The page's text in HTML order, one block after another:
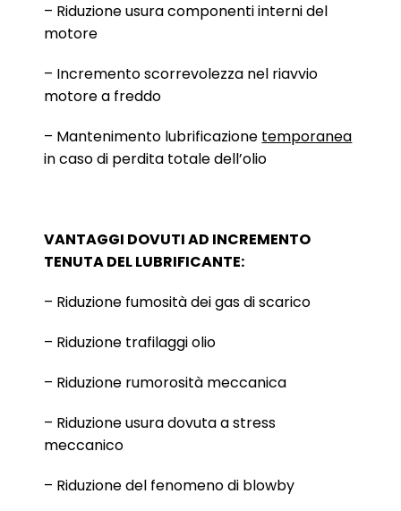
– Riduzione usura componenti interni del
motore
– Incremento scorrevolezza nel riavvio
motore a freddo
– Mantenimento lubrificazione temporanea
in caso di perdita totale dell’olio
VANTAGGI DOVUTI AD INCREMENTO
TENUTA DEL LUBRIFICANTE:
– Riduzione fumosità dei gas di scarico
– Riduzione trafilaggi olio
– Riduzione rumorosità meccanica
– Riduzione usura dovuta a stress
meccanico
– Riduzione del fenomeno di blowby